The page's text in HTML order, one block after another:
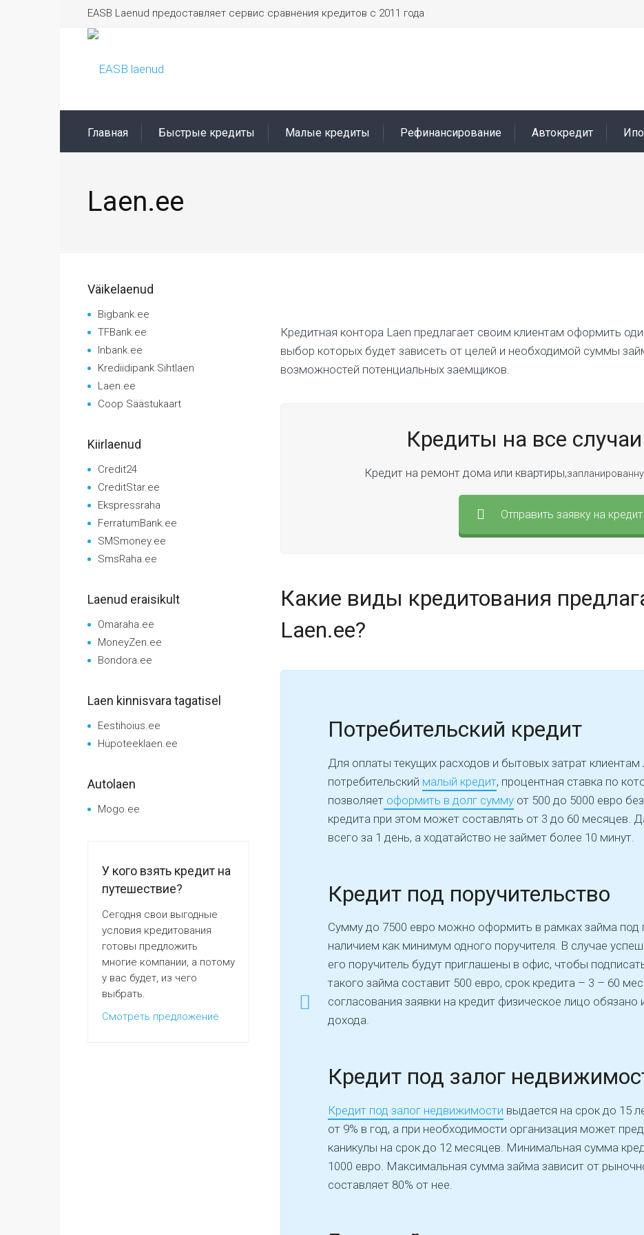
EASB Laenud предоставляет сервис сравнения кредитов с 2011 года
Главная Быстрые кредиты Малые кредиты Рефинансирование Автокредит
Laen.ee
Кредитная контора Laen предлагает своим клиентам оформить
выбор которых будет зависеть от целей и необходимой суммы
возможностей потенциальных заемщиков.
Кредиты на все
Кредит на ремонт дома или квартиры,
Отправить заявку на кредит
Какие виды кредитования
Laen.ee?
Потребительский кредит
Для оплаты текущих расходов и бытовых затрат
потребительский малый кредит, процентная ставка по
позволяет оформить в долг сумму от 500 до 5000 евро
кредита при этом может составлять от 3 до 60 месяцев.
всего за 1 день, а ходатайство не займет более 10 минут.
Кредит под поручительство
Сумму до 7500 евро можно оформить в рамках займа под
наличием как минимум одного поручителя. В случае
его поручитель будут приглашены в офис, чтобы
такого займа составит 500 евро, срок кредита – 3 – 60
согласования заявки на кредит физическое лицо обязано
дохода.
Кредит под залог
Кредит под залог недвижимости выдается на срок до 15
от 9% в год, а при необходимости организация может
каникулы на срок до 12 месяцев. Минимальная сумма
1000 евро. Максимальная сумма займа зависит от
составляет 80% от нее.
Väikelaenud
Bigbank.ee
TFBank.ee
Inbank.ee
Krediidipank Sihtlaen
Laen.ee
Coop Säästukaart
Kiirlaenud
Credit24
CreditStar.ee
Ekspressraha
FerratumBank.ee
SMSmoney.ee
SmsRaha.ee
Laenud eraisikult
Omaraha.ee
MoneyZen.ee
Bondora.ee
Laen kinnisvara tagatisel
Eestihoius.ee
Hüpoteeklaen.ee
Autolaen
Mogo.ee
У кого взять кредит на
путешествие?
Сегодня свои выгодные
условия кредитования
готовы предложить
многие компании, а потому
у вас будет, из чего
выбрать.
Смотреть предложение